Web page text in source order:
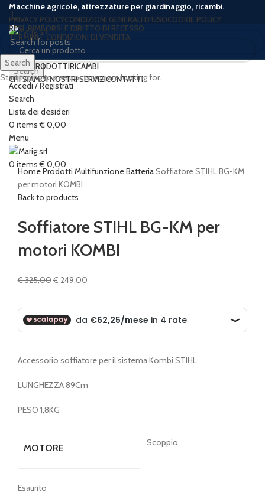
Macchine agricole, attrezzature per giardinaggio, ricambi.
PRIVACY POLICYCONDIZIONI GENERALI D’USOCOOKIE POLICY
RESI, RIMBORSI E DIRITTO DI RECESSO
TERMINI E CONDIZIONI DI VENDITA
Search
Accedi / Registrati
Search
Lista dei desideri
0 items € 0,00
Menu
0 items € 0,00
HOME PRODOTTIRICAMBI
CHI SIAMOI NOSTRI SERVIZICONTATTI
-23% Sold out
Click to enlarge
HomeProdotti MultifunzioneBatteriaSoffiatore STIHL BG-KM
per motori KOMBI
Back to products
Soffiatore STIHL BG-KM per
motori KOMBI
€325,00Il
era:
€ 325,00.
€ 249,00
è:
€ 249,00.
Accessorio soffiatore per il sistema Kombi STIHL.
LUNGHEZZA 89Cm
PESO 1,8KG
MOTORE Scoppio
Esaurito
Search
Start typing to see posts you are looking for.